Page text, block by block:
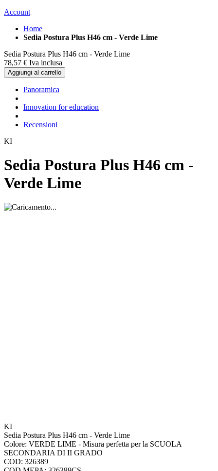
Account
Home
Sedia Postura Plus H46 cm - Verde Lime
Sedia Postura Plus H46 cm - Verde Lime
78,57 € Iva inclusa
Aggiungi al carrello
Panoramica
Innovation for education
Recensioni
KI
Sedia Postura Plus H46 cm -
Verde Lime
KI
Sedia Postura Plus H46 cm - Verde Lime
Colore: VERDE LIME - Misura perfetta per la SCUOLA
SECONDARIA DI II GRADO
COD: 326389